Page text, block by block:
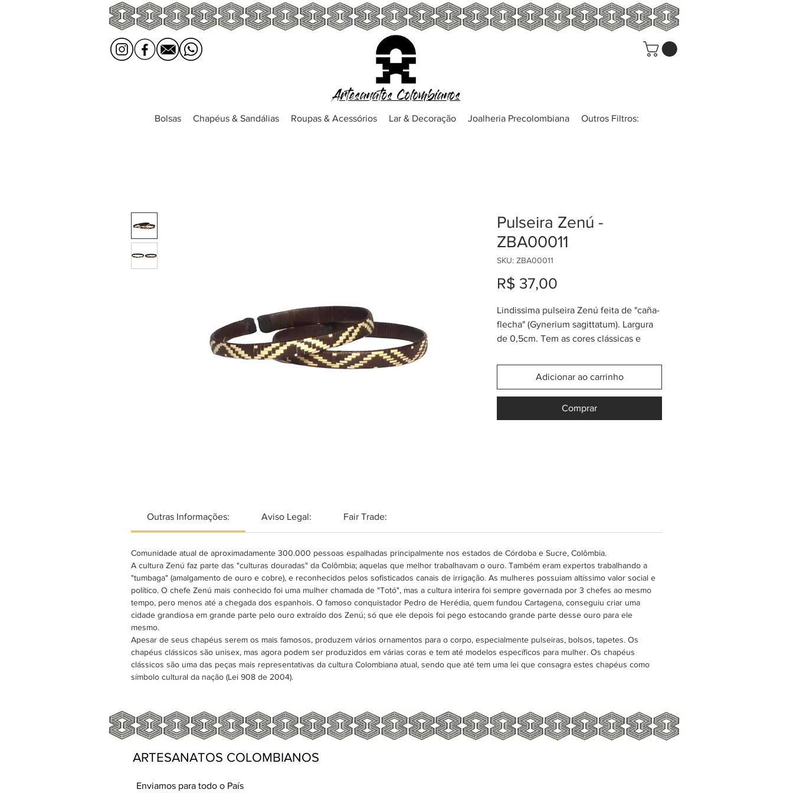
Artesanatos Colombianos
Bolsas Chapéus & Sandálias Roupas & Acessórios Lar & Decoração Joalheria Precolombiana Outros Filtros:
Pulseira Zenú -
ZBA00011
SKU: ZBA00011
R$ 37,00
Lindissima pulseira Zenú feita de "caña-
flecha" (Gynerium sagittatum). Largura
de 0,5cm. Tem as cores clássicas e
Sempre pergunta pela promoção ou
cupom do momento! Cada pulseira é
única, linda, mágica!
Adicionar ao carrinho
Comprar
Outras Informações: Aviso Legal: Fair Trade:
Comunidade atual de aproximadamente 300.000 pessoas espalhadas principalmente nos estados de Córdoba e Sucre, Colômbia.
A cultura Zenú faz parte das "culturas douradas" da Colômbia; aquelas que melhor trabalhavam o ouro. Também eram expertos trabalhando a
"tumbaga" (amalgamento de ouro e cobre), e reconhecidos pelos sofisticados canais de irrigação. As mulheres possuiam altíssimo valor social e
político. O chefe Zenú mais conhecido foi uma mulher chamada de "Totó", mas a cultura interira foi sempre governada por 3 chefes ao mesmo
tempo, pero menos até a chegada dos espanhois. O famoso conquistador Pedro de Herédia, quem fundou Cartagena, conseguiu criar uma
cidade grandiosa em grande parte pelo ouro extraído dos Zenú; só que ele depois foi pego estocando grande parte desse ouro para ele
mesmo.
Apesar de seus chapéus serem os mais famosos, produzem vários ornamentos para o corpo, especialmente pulseiras, bolsos, tapetes. Os
chapéus clássicos são unisex, mas agora podem ser produzidos em várias coras e tem até modelos específicos para mulher. Os chapéus
clássicos são uma das peças mais representativas da cultura Colombiana atual, sendo que até tem uma lei que consagra estes chapéus como
símbolo cultural da nação (Lei 908 de 2004).
ARTESANATOS COLOMBIANOS
Enviamos para todo o País